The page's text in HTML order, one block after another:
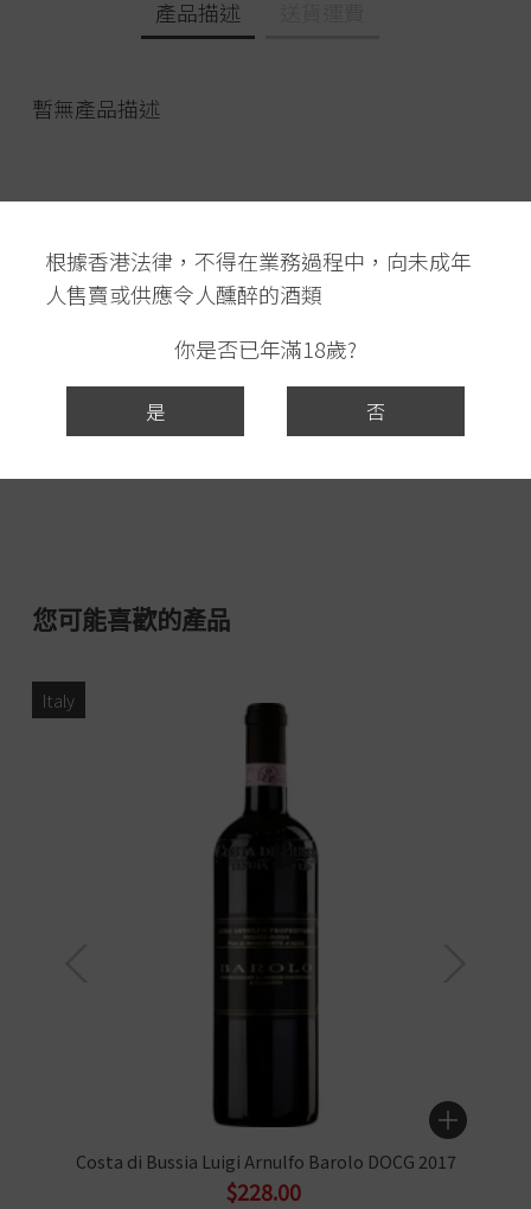
根據香港法律，不得在業務過程中，向未成年
人售賣或供應令人醺醉的酒類
你是否已年滿18歲?
是 否
產品描述
暫無產品描述
您可能喜歡的產品
Italy
Costa di Bussia Luigi Arnulfo Barolo DOCG 2017
$228.00